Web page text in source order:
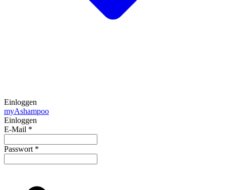
Einloggen
myAshampoo
Einloggen
E-Mail *
Passwort *